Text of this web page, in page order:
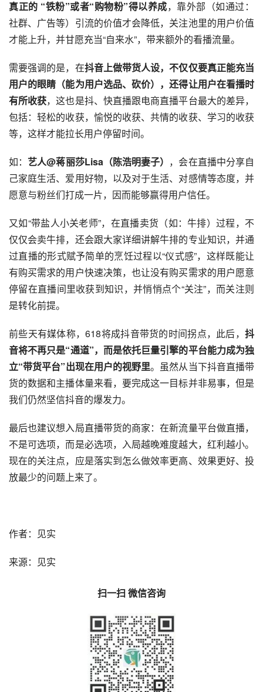
真正的 “铁粉”或者“购物粉”得以养成，靠外部（如通过：
社群、广告等）引流的价值才会降低，关注池里的用户价值
才能上升，并甘愿充当“自来水”，带来额外的看播流量。
需要强调的是，在抖音上做带货人设，不仅仅要真正能充当
用户的眼睛（能为用户选品、砍价），还得让用户在看播时
有所收获，这也是抖、快直播跟电商直播平台最大的差异，
包括：轻松的收获，愉悦的收获、共情的收获、学习的收获
等，这样才能拉长用户停留时间。
如： 艺人@蒋丽莎Lisa（陈浩明妻子） ，会在直播中分享自
己家庭生活、爱用好物，以及对于生活、对感情等态度，并
愿意与粉丝们打成一片，因而能够赢得用户信任。
又如“带盐人小关老师”，在直播卖货（如：牛排）过程，不
仅仅会卖牛排，还会跟大家详细讲解牛排的专业知识，并通
过直播的形式赋予简单的烹饪过程以“仪式感”，这样既能让
有购买需求的用户快速决策，也让没有购买需求的用户愿意
停留在直播间里收获到知识，并悄悄点个“关注”，而关注则
是转化前提。
前些天有媒体称，618将成抖音带货的时间拐点，此后， 抖
音将不再只是“通道”，而是依托巨量引擎的平台能力成为独
立“带货平台”出现在用户的视野里。虽然从当下抖音直播带
货的数据和主播体量来看，要完成这一目标并非易事，但是
我们仍然坚信抖音的爆发力。
最后也建议想入局直播带货的商家：在新流量平台做直播，
不是可选项，而是必选项，入局越晚难度越大，红利越小。
现在的关注点，应是落实到怎么做效率更高、效果更好、投
放最少的问题上来了。
作者：见实
来源：见实
扫一扫 微信咨询